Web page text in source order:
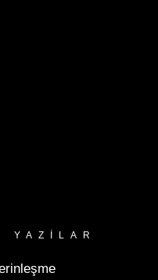
YAZILAR